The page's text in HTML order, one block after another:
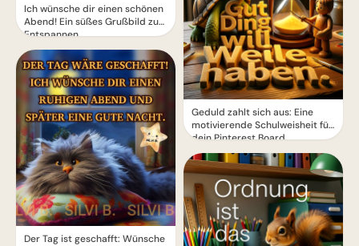
Ich wünsche dir einen schönen
Abend! Ein süßes Grußbild zum
Entspannen
Der Tag ist geschafft: Wünsche
Geduld zahlt sich aus: Eine
motivierende Schulweisheit für
dein Pinterest Board